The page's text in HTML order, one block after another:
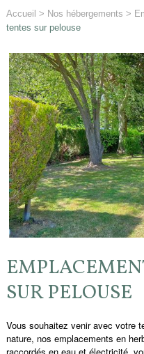
Accueil > Nos hébergements >
tentes sur pelouse
SUR PELOUSE
Vous souhaitez venir avec votre
nature, nos emplacements en
raccordés en eau et électricité,